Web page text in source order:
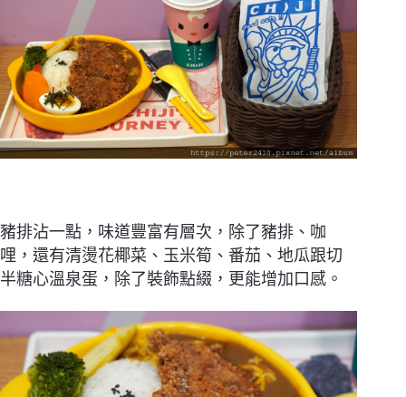
豬排沾一點，味道豐富有層次，除了豬排、咖
哩，還有清燙花椰菜、玉米筍、番茄、地瓜跟切
半糖心溫泉蛋，除了裝飾點綴，更能增加口感。